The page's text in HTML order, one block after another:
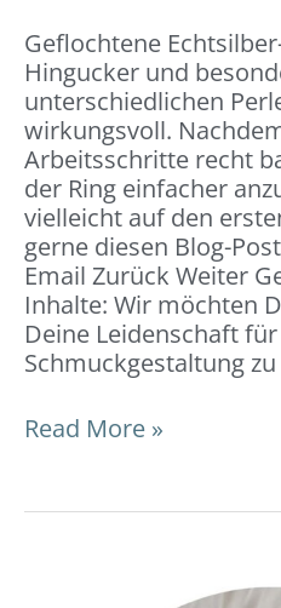
Geflochtene
Hingucker und
unterschiedlichen
wirkungsvoll.
Arbeitsschritte recht
der Ring einfacher
vielleicht auf den
gerne diesen Blog-
Email Zurück Weiter
Inhalte: Wir möchten
Deine Leidenschaft
Schmuckgestaltung
Read More »